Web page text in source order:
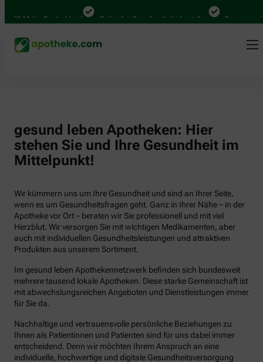
Mal in Deutschland Online bei Ihrer Apotheke bestellen Bequem
gesund leben Apotheken: Hier
stehen Sie und Ihre Gesundheit im
Mittelpunkt!
Wir kümmern uns um Ihre Gesundheit und sind an Ihrer Seite,
wenn es um Gesundheitsfragen geht. Ganz in Ihrer Nähe – in der
Apotheke vor Ort – beraten wir Sie professionell und mit viel
Herzblut. Wir versorgen Sie mit wichtigen Medikamenten, aber
auch mit individuellen Gesundheitsleistungen und attraktiven
Produkten aus unserem Sortiment.
Im gesund leben Apothekennetzwerk befinden sich bundesweit
mehrere tausend lokale Apotheken. Diese starke Gemeinschaft ist
mit abwechslungsreichen Angeboten und Dienstleistungen immer
für Sie da.
Nachhaltige und vertrauensvolle persönliche Beziehungen zu
Ihnen als Patientinnen und Patienten sind für uns dabei immer
entscheidend. Denn wir möchten Ihrem Anspruch an eine
individuelle, hochwertige und digitale Gesundheitsversorgung